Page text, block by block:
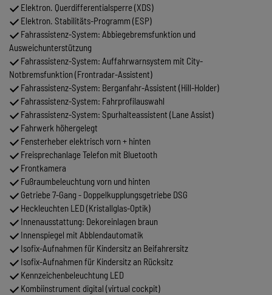
Elektron. Querdifferentialsperre (XDS)
Elektron. Stabilitäts-Programm (ESP)
Fahrassistenz-System: Abbiegebremsfunktion und
Ausweichunterstützung
Fahrassistenz-System: Auffahrwarnsystem mit City-
Notbremsfunktion (Frontradar-Assistent)
Fahrassistenz-System: Berganfahr-Assistent (Hill-Holder)
Fahrassistenz-System: Fahrprofilauswahl
Fahrassistenz-System: Spurhalteassistent (Lane Assist)
Fahrwerk höhergelegt
Fensterheber elektrisch vorn + hinten
Freisprechanlage Telefon mit Bluetooth
Frontkamera
Fußraumbeleuchtung vorn und hinten
Getriebe 7-Gang - Doppelkupplungsgetriebe DSG
Heckleuchten LED (Kristallglas-Optik)
Innenausstattung: Dekoreinlagen braun
Innenspiegel mit Abblendautomatik
Isofix-Aufnahmen für Kindersitz an Beifahrersitz
Isofix-Aufnahmen für Kindersitz an Rücksitz
Kennzeichenbeleuchtung LED
Kombiinstrument digital (virtual cockpit)